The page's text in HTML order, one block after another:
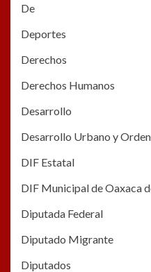
De
Deportes
Derechos
Derechos Humanos
Desarrollo
Desarrollo Urbano y
DIF Estatal
DIF Municipal de Oaxaca
Diputada Federal
Diputado Migrante
Diputados